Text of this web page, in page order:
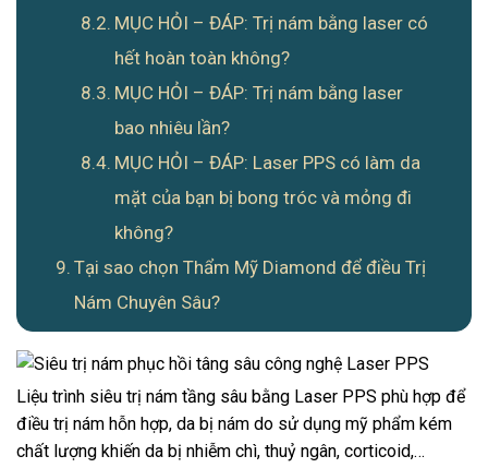
MỤC HỎI – ĐÁP: Trị nám bằng laser có
hết hoàn toàn không?
MỤC HỎI – ĐÁP: Trị nám bằng laser
bao nhiêu lần?
MỤC HỎI – ĐÁP: Laser PPS có làm da
mặt của bạn bị bong tróc và mỏng đi
không?
Tại sao chọn Thẩm Mỹ Diamond để điều Trị
Nám Chuyên Sâu?
Liệu trình siêu trị nám tầng sâu bằng Laser PPS phù hợp để
điều trị nám hỗn hợp, da bị nám do sử dụng mỹ phẩm kém
chất lượng khiến da bị nhiễm chì, thuỷ ngân, corticoid,…